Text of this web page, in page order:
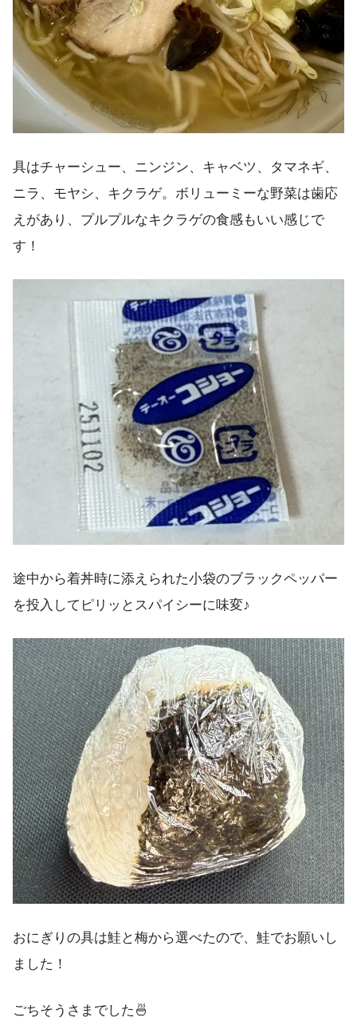
具はチャーシュー、ニンジン、キャベツ、タマネギ、
ニラ、モヤシ、キクラゲ。ボリューミーな野菜は歯応
えがあり、プルプルなキクラゲの食感もいい感じで
す！
途中から着丼時に添えられた小袋のブラックペッパー
を投入してピリッとスパイシーに味変♪
おにぎりの具は鮭と梅から選べたので、鮭でお願いし
ました！
ごちそうさまでした🍜